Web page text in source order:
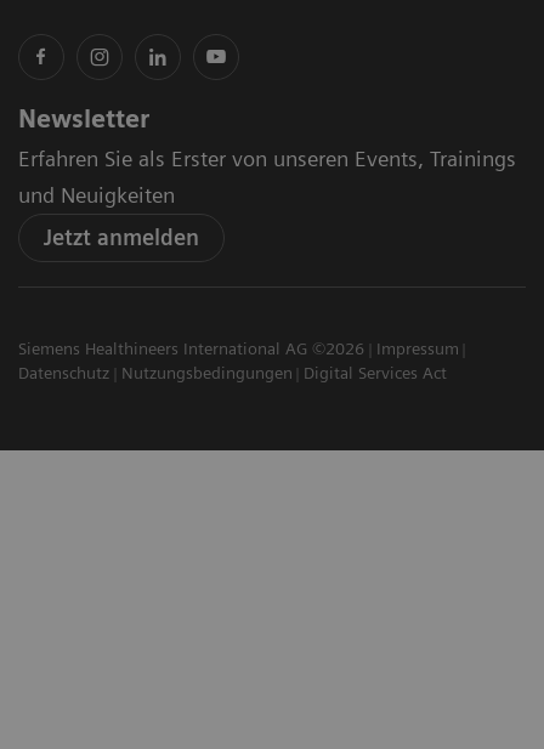
Newsletter
Erfahren Sie als Erster von unseren Events, Trainings
und Neuigkeiten
Jetzt anmelden
Siemens Healthineers International AG ©2026
Impressum
Datenschutz
Nutzungsbedingungen Digital Services Act